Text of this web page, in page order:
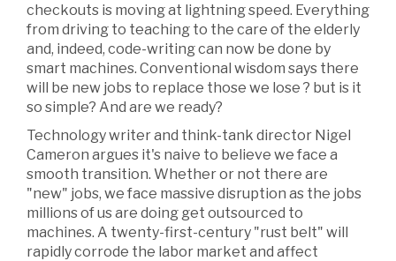
checkouts is moving at lightning speed. Everything
from driving to teaching to the care of the elderly
and, indeed, code-writing can now be done by
smart machines. Conventional wisdom says there
will be new jobs to replace those we lose ? but is it
so simple? And are we ready?
Technology writer and think-tank director Nigel
Cameron argues it's naive to believe we face a
smooth transition. Whether or not there are
"new" jobs, we face massive disruption as the jobs
millions of us are doing get outsourced to
machines. A twenty-first-century "rust belt" will
rapidly corrode the labor market and affect